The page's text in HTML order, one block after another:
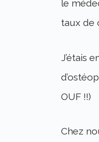
le
taux de
J’étais
OUF !!)
Chez